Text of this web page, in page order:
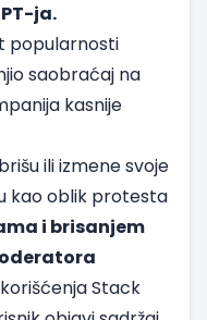
ja.
popularnosti
saobraćaj na
kasnije
ili izmene svoje
kao oblik protesta
i brisanjem
Stack